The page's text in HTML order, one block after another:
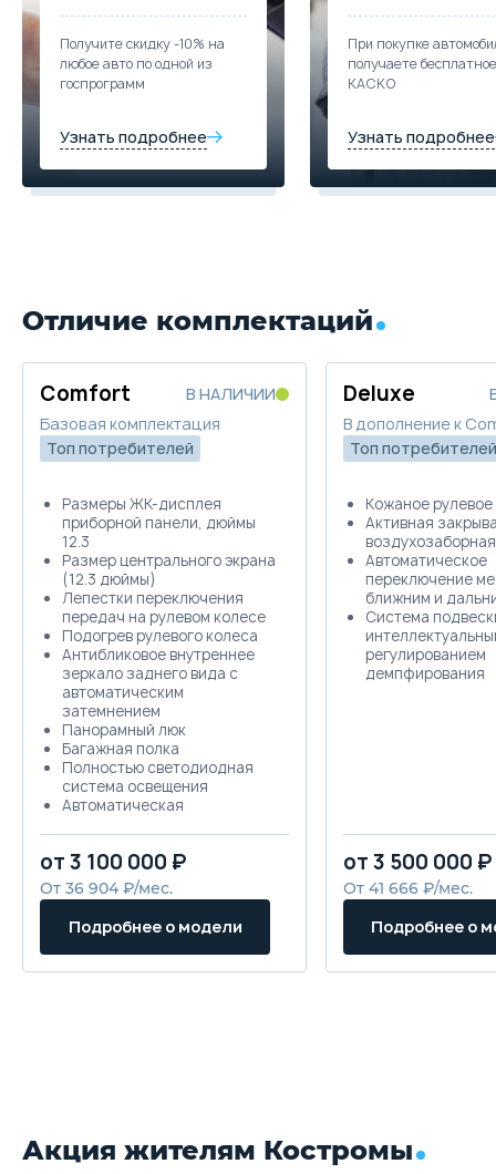
Trade-in
Забронировать
Получите скидку -10% на
любое авто по одной из
госпрограмм
Узнать подробнее
При покупке
получаете бесплатное
КАСКО
Узнать подробнее
Отличие комплектаций
Comfort
В НАЛИЧИИ
Базовая комплектация
Топ потребителей
Размеры ЖК-дисплея
приборной панели, дюймы
12.3
Размер центрального экрана
(12.3 дюймы)
Лепестки переключения
передач на рулевом колесе
Подогрев рулевого колеса
Антибликовое внутреннее
зеркало заднего вида с
автоматическим
затемнением
Панорамный люк
Багажная полка
Полностью светодиодная
система освещения
Автоматическая
Передние боковые подушки
безопасности
Подушка безопасности
водителя
Подушка безопасности
переднего пассажира
Передние ремни
Запуск одним касанием
Бесключевой доступ
от 3 100 000 ₽
От 36 904 ₽/мес.
Подробнее о модели
Deluxe
В дополнение к
Топ потребителей
Кожаное рулевое
Активная
Автоматическое
переключение
ближним и
Система
регулированием
демпфирования
от 3 500 000 ₽
От 41 666 ₽/мес.
Подробнее о
Акция жителям Костромы